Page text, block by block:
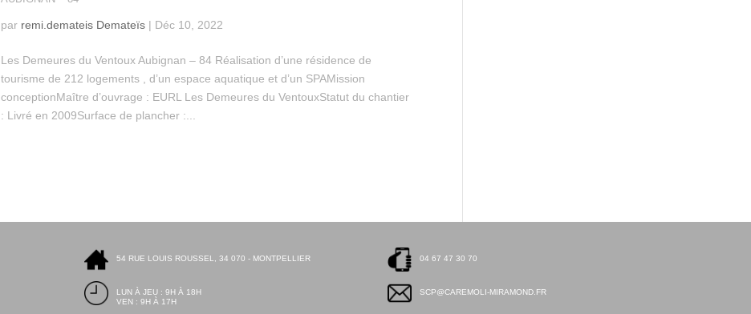
par remi.demateis Demateïs | Déc 10, 2022
Les Demeures du Ventoux Aubignan – 84 Réalisation d’une résidence de
tourisme de 212 logements , d’un espace aquatique et d’un SPAMission
conceptionMaître d’ouvrage : EURL Les Demeures du VentouxStatut du chantier
: Livré en 2009Surface de plancher :...
54 RUE LOUIS ROUSSEL, 34 070 - MONTPELLIER
LUN À JEU : 9H À 18H
VEN : 9H À 17H
04 67 47 30 70
SCP@CAREMOLI-MIRAMOND.FR